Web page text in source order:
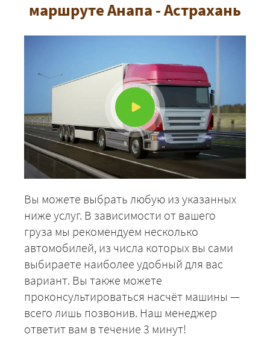
маршруте Анапа - Астрахань
Вы можете выбрать любую из указанных
ниже услуг. В зависимости от вашего
груза мы рекомендуем несколько
автомобилей, из числа которых вы сами
выбираете наиболее удобный для вас
вариант. Вы также можете
проконсультироваться насчёт машины —
всего лишь позвонив. Наш менеджер
ответит вам в течение 3 минут!
ЗАКАЗАТЬ